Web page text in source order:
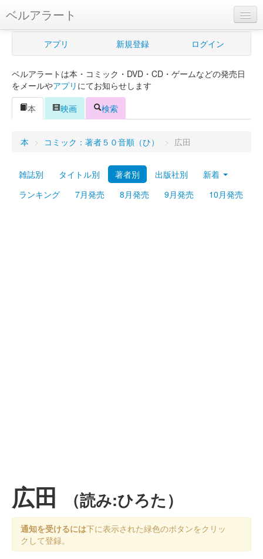
ベルアラート
ベルアラートとは
新規登録
ログイン
Myシェルフ
プレミアム
アプリ 新規登録 ログイン
ベルアラートは本・コミック・DVD・CD・ゲームなどの発売日
をメールやアプリ にてお知らせします
本
映画 検索
本 > コミック：著者５０音順（ひ） > 広田
雑誌別 タイトル別 著者別 出版社別
新着
ランキング
7月発売 8月発売 9月発売 10月発売
広田 （読み:ひろた）
通知を受けるには下に表示された緑色のボタンをクリッ
クして登録。